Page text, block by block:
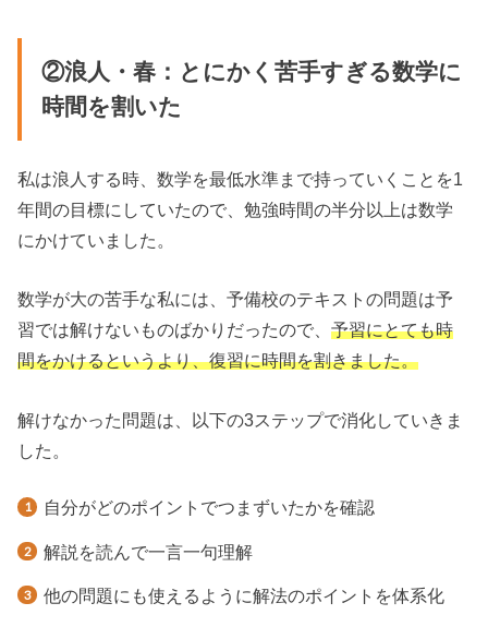
②浪人・春：とにかく苦手すぎる数学に
時間を割いた
私は浪人する時、数学を最低水準まで持っていくことを1
年間の目標にしていたので、勉強時間の半分以上は数学
にかけていました。
数学が大の苦手な私には、予備校のテキストの問題は予
習では解けないものばかりだったので、予習にとても時
間をかけるというより、復習に時間を割きました。
解けなかった問題は、以下の3ステップで消化していきま
した。
自分がどのポイントでつまずいたかを確認
解説を読んで一言一句理解
他の問題にも使えるように解法のポイントを体系化